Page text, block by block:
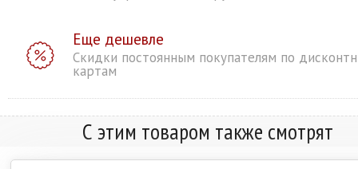
Еще дешевле
Скидки постоянным покупателям по
картам
С этим товаром также смотрят